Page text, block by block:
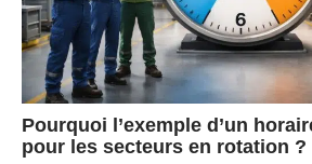
Pourquoi l’exemple d’un
pour les secteurs en rotation ?